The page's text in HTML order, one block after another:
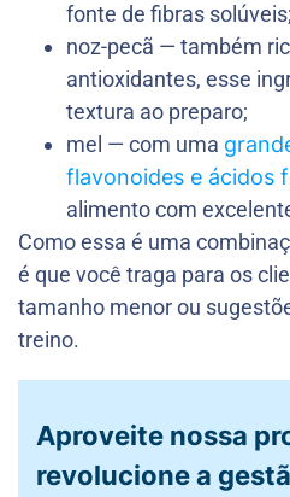
fonte de fibras solúveis;
noz-pecã — também
antioxidantes, esse
textura ao preparo;
mel — com uma
flavonoides e ácidos
alimento com
Como essa é uma
é que você traga para os
tamanho menor ou
treino.
Aproveite nossa
revolucione a